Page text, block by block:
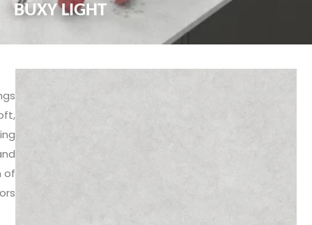
BUXY LIGHT
of